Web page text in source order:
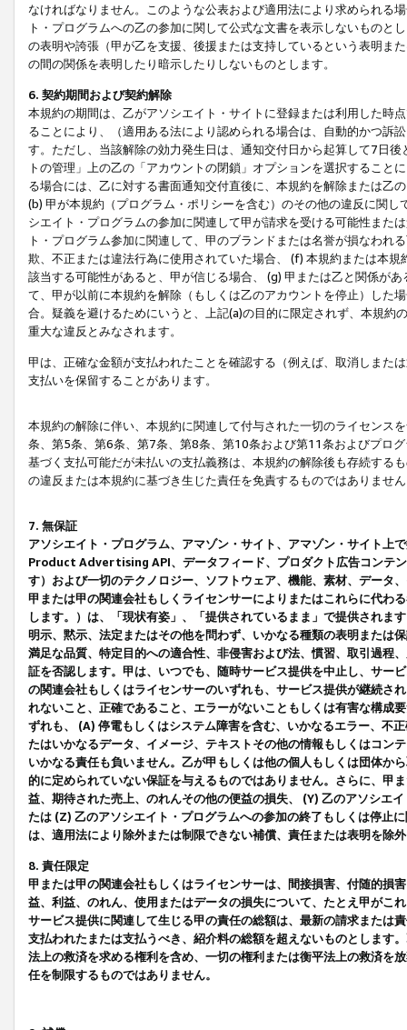
なければなりません。このような公表および適用法により求められる
ト・プログラムへの乙の参加に関して公式な文書を表示しないもの
の表明や誇張（甲が乙を支援、後援または支持しているという表明ま
の間の関係を表明したり暗示したりしないものとします。
6. 契約期間および契約解除
本規約の期間は、乙がアソシエイト・サイトに登録または利用した時
ることにより、（適用ある法により認められる場合は、自動的かつ訴
す。ただし、当該解除の効力発生日は、通知交付日から起算して7日
トの管理」上の乙の「アカウントの閉鎖」オプションを選択するこ
る場合には、乙に対する書面通知交付直後に、本規約を解除または乙
(b) 甲が本規約（プログラム・ポリシーを含む）のその他の違反に関
シエイト・プログラムの参加に関連して甲が請求を受ける可能性また
ト・プログラム参加に関連して、甲のブランドまたは名誉が損なわれ
欺、不正または違法行為に使用されていた場合、 (f) 本規約または本
該当する可能性があると、甲が信じる場合、 (g) 甲または乙と関係が
て、甲が以前に本規約を解除（もしくは乙のアカウントを停止）した
合。疑義を避けるためにいうと、上記(a)の目的に限定されず、本規
重大な違反とみなされます。
甲は、正確な金額が支払われたことを確認する（例えば、取消しまた
支払いを保留することがあります。
本規約の解除に伴い、本規約に関連して付与された一切のライセンス
条、第5条、第6条、第7条、第8条、第10条および第11条およびプロ
基づく支払可能だが未払いの支払義務は、本規約の解除後も存続する
の違反または本規約に基づき生じた責任を免責するものではありませ
7. 無保証
アソシエイト・プログラム、アマゾン・サイト、アマゾン・サイト上
Product Advertising API、データフィード、プロダクト広告コンテ
す）および一切のテクノロジー、ソフトウェア、機能、素材、データ
甲または甲の関連会社もしくライセンサーによりまたはこれらに代わ
します。）は、「現状有姿」、「提供されているまま」で提供されま
明示、黙示、法定またはその他を問わず、いかなる種類の表明または
満足な品質、特定目的への適合性、非侵害および法、慣習、取引過程
証を否認します。甲は、いつでも、随時サービス提供を中止し、サー
の関連会社もしくはライセンサーのいずれも、サービス提供が継続さ
れないこと、正確であること、エラーがないこともしくは有害な構成
ずれも、 (A) 停電もしくはシステム障害を含む、いかなるエラー、不
たはいかなるデータ、イメージ、テキストその他の情報もしくはコン
いかなる責任も負いません。乙が甲もしくは他の個人もしくは団体か
的に定められていない保証を与えるものではありません。さらに、甲
益、期待された売上、のれんその他の便益の損失、 (Y) 乙のアソシエ
たは (Z) 乙のアソシエイト・プログラムへの参加の終了もしくは停止
は、適用法により除外または制限できない補償、責任または表明を除
8. 責任限定
甲または甲の関連会社もしくはライセンサーは、間接損害、付随的損
益、利益、のれん、使用またはデータの損失について、たとえ甲がこ
サービス提供に関連して生じる甲の責任の総額は、最新の請求または
支払われたまたは支払うべき、紹介料の総額を超えないものとします
法上の救済を求める権利を含め、一切の権利または衡平法上の救済を
任を制限するものではありません。